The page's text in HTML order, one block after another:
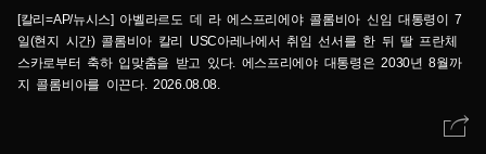
[칼리=AP/뉴시스] 아벨라르도 데 라 에스프리에야 콜롬비아 신임 대통령이 7
일(현지 시간) 콜롬비아 칼리 USC아레나에서 취임 선서를 한 뒤 딸 프란체
스카로부터 축하 입맞춤을 받고 있다. 에스프리에야 대통령은 2030년 8월까
지 콜롬비아를 이끈다. 2026.08.08.